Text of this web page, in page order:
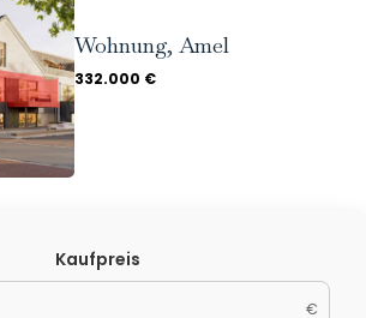
Wohnung, Amel
332.000 €
Kaufpreis
€